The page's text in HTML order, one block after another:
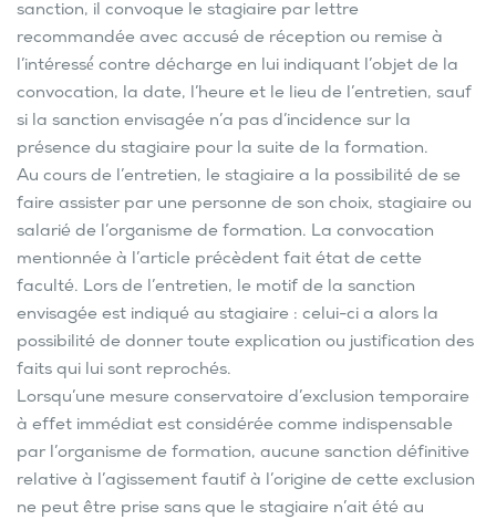
sanction, il convoque le stagiaire par lettre
recommandée avec accusé de réception ou remise à
l’intéressé́ contre décharge en lui indiquant l’objet de la
convocation, la date, l’heure et le lieu de l’entretien, sauf
si la sanction envisagée n’a pas d’incidence sur la
présence du stagiaire pour la suite de la formation.
Au cours de l’entretien, le stagiaire a la possibilité de se
faire assister par une personne de son choix, stagiaire ou
salarié de l’organisme de formation. La convocation
mentionnée à l’article précèdent fait état de cette
faculté. Lors de l’entretien, le motif de la sanction
envisagée est indiqué au stagiaire : celui-ci a alors la
possibilité de donner toute explication ou justification des
faits qui lui sont reprochés.
Lorsqu’une mesure conservatoire d’exclusion temporaire
à effet immédiat est considérée comme indispensable
par l’organisme de formation, aucune sanction définitive
relative à l’agissement fautif à l’origine de cette exclusion
ne peut être prise sans que le stagiaire n’ait été au